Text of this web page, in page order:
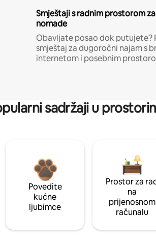
Smještaji s radnim prostorom
nomade
Obavljate posao dok putujete?
smještaj za dugoročni najam s
internetom i posebnim
sadržaji u
Povedite
kućne
ljubimce
Prostor za
na
prijenosnom
računalu